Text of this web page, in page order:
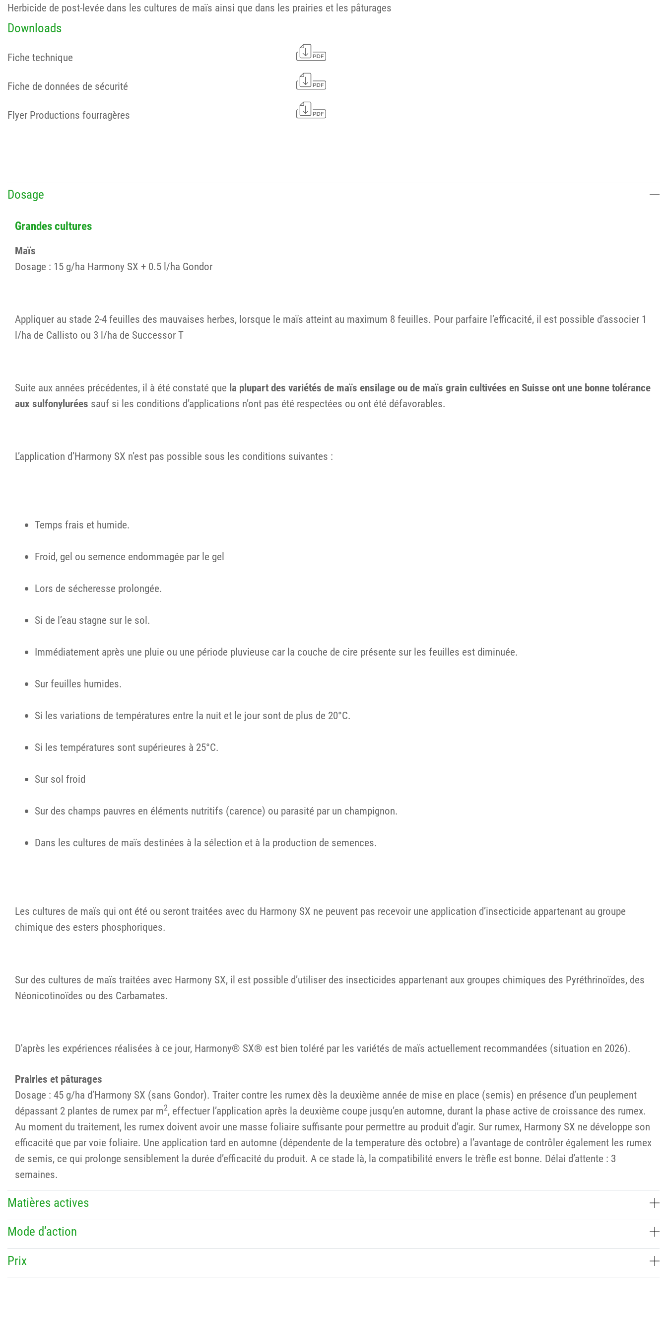
Herbicide de post-levée dans les cultures de maïs ainsi que dans les prairies et les pâturages
Downloads
Fiche technique
Fiche de données de sécurité
Flyer Productions fourragères
Dosage
Grandes cultures
Maïs
Dosage : 15 g/ha Harmony SX + 0.5 l/ha Gondor
Appliquer au stade 2-4 feuilles des mauvaises herbes, lorsque le maïs atteint au maximum 8 feuilles. Pour parfaire l’efficacité, il est possible d’associer 1
l/ha de Callisto ou 3 l/ha de Successor T
Suite aux années précédentes, il à été constaté que la plupart des variétés de maïs ensilage ou de maïs grain cultivées en Suisse ont une bonne tolérance
aux sulfonylurées sauf si les conditions d’applications n’ont pas été respectées ou ont été défavorables.
L’application d’Harmony SX n’est pas possible sous les conditions suivantes :
Temps frais et humide.
Froid, gel ou semence endommagée par le gel
Lors de sécheresse prolongée.
Si de l’eau stagne sur le sol.
Immédiatement après une pluie ou une période pluvieuse car la couche de cire présente sur les feuilles est diminuée.
Sur feuilles humides.
Si les variations de températures entre la nuit et le jour sont de plus de 20°C.
Si les températures sont supérieures à 25°C.
Sur sol froid
Sur des champs pauvres en éléments nutritifs (carence) ou parasité par un champignon.
Dans les cultures de maïs destinées à la sélection et à la production de semences.
Les cultures de maïs qui ont été ou seront traitées avec du Harmony SX ne peuvent pas recevoir une application d’insecticide appartenant au groupe
chimique des esters phosphoriques.
Sur des cultures de maïs traitées avec Harmony SX, il est possible d’utiliser des insecticides appartenant aux groupes chimiques des Pyréthrinoïdes, des
Néonicotinoïdes ou des Carbamates.
D'après les expériences réalisées à ce jour, Harmony® SX® est bien toléré par les variétés de maïs actuellement recommandées (situation en 2026).
Prairies et pâturages
Dosage : 45 g/ha d’Harmony SX (sans Gondor). Traiter contre les rumex dès la deuxième année de mise en place (semis) en présence d’un peuplement
dépassant 2 plantes de rumex par m2, effectuer l’application après la deuxième coupe jusqu’en automne, durant la phase active de croissance des rumex.
Au moment du traitement, les rumex doivent avoir une masse foliaire suffisante pour permettre au produit d’agir. Sur rumex, Harmony SX ne développe son
efficacité que par voie foliaire. Une application tard en automne (dépendente de la temperature dès octobre) a l’avantage de contrôler également les rumex
de semis, ce qui prolonge sensiblement la durée d’efficacité du produit. A ce stade là, la compatibilité envers le trèfle est bonne. Délai d’attente : 3
semaines.
Matières actives
Mode d’action
Prix